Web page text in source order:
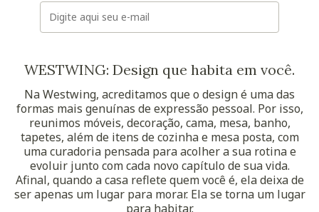
E-mail
WESTWING: Design que habita em você.
Na Westwing, acreditamos que o design é uma das
formas mais genuínas de expressão pessoal. Por isso,
reunimos móveis, decoração, cama, mesa, banho,
tapetes, além de itens de cozinha e mesa posta, com
uma curadoria pensada para acolher a sua rotina e
evoluir junto com cada novo capítulo de sua vida.
Afinal, quando a casa reflete quem você é, ela deixa de
ser apenas um lugar para morar. Ela se torna um lugar
para habitar.